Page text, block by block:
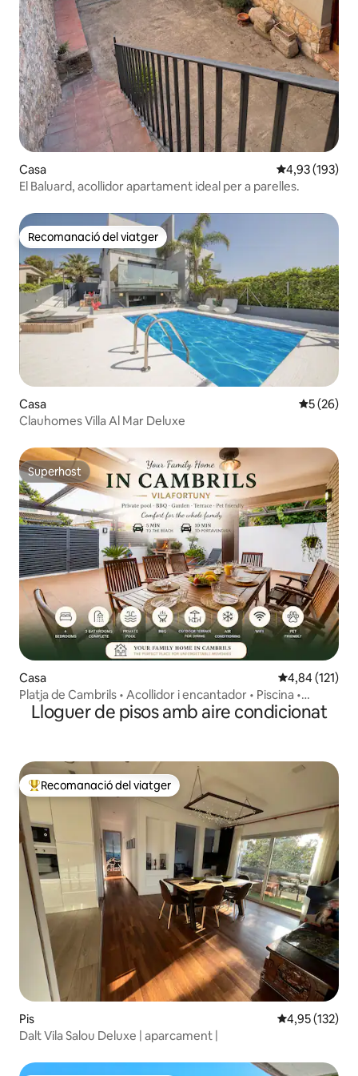
Casa 4,93 de
4,93 (193)
El Baluard, acollidor apartament ideal per a parelles.
Recomanació del viatger
Recomanació del viatger
Casa 5 de
5 (26)
Clauhomes Villa Al Mar Deluxe
Superhost
Superhost
Casa 4,84 de
4,84 (121)
Platja de Cambrils • Acollidor i encantador • Piscina •
Barbacoa • Aire condicionat
Lloguer de pisos amb aire condicionat
Principals recomanacions dels viatgers
Recomanació del viatger
Pis 4,95 de
4,95 (132)
Dalt Vila Salou Deluxe | aparcament |